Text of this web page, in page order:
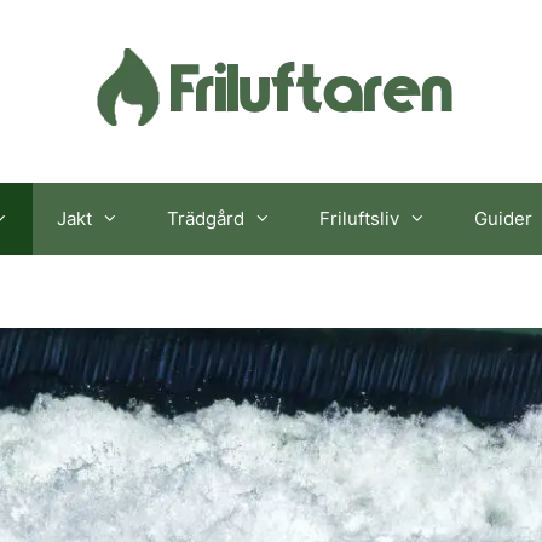
Jakt Trädgård Friluftsliv Guider